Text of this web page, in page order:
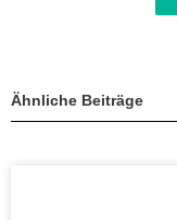
Ähnliche Beiträge